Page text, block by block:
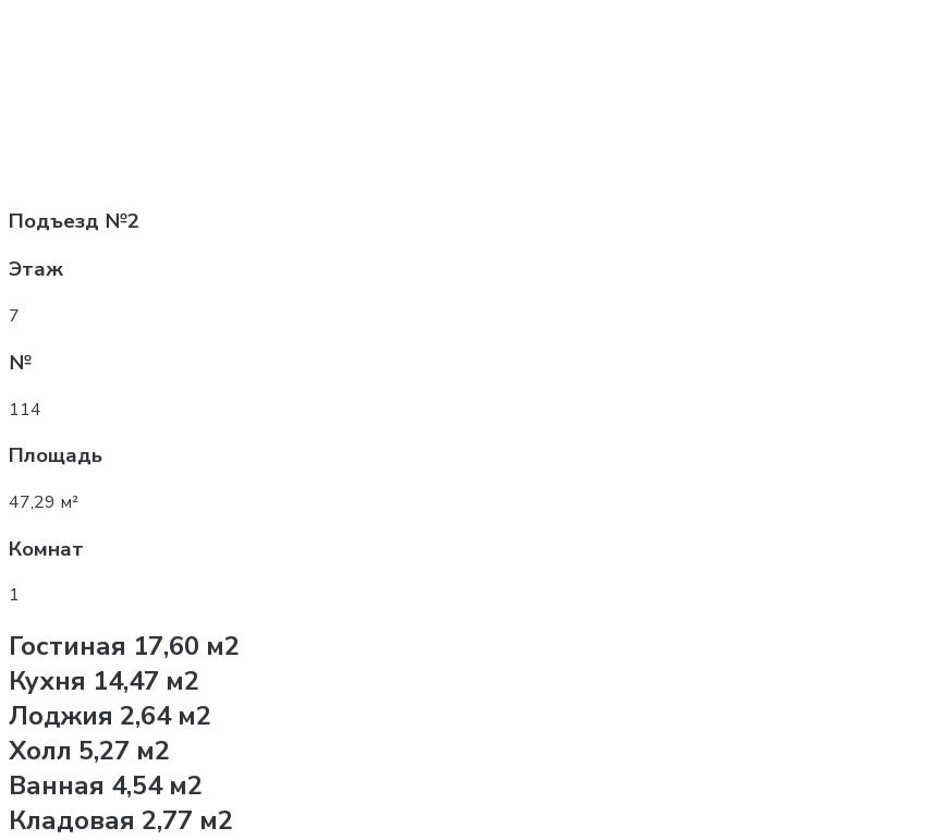
Подъезд №2
Этаж
7
№
114
Площадь
47,29 м²
Комнат
1
Гостиная 17,60 м2
Кухня 14,47 м2
Лоджия 2,64 м2
Холл 5,27 м2
Ванная 4,54 м2
Кладовая 2,77 м2